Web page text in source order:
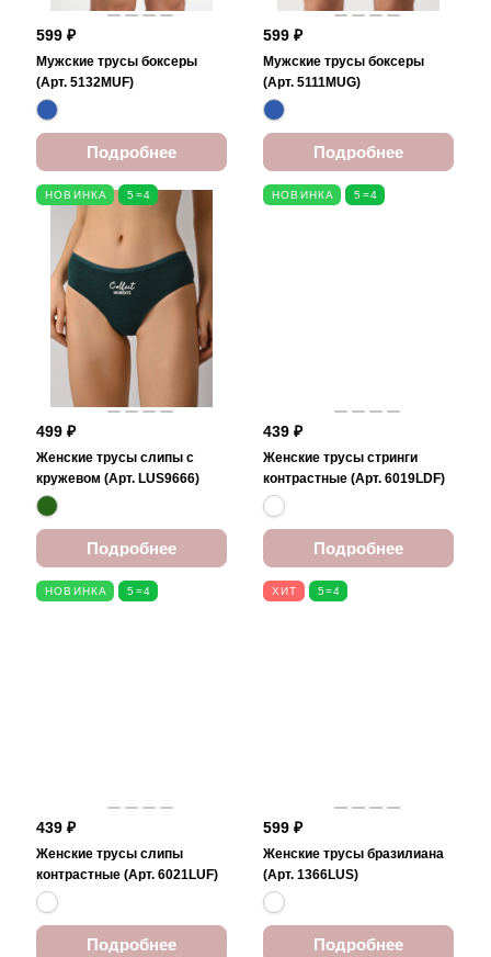
599 ₽
Мужские трусы боксеры
(Арт. 5132MUF)
Подробнее
599 ₽
Мужские трусы боксеры
(Арт. 5111MUG)
Подробнее
НОВИНКА 5=4
499 ₽
Женские трусы слипы с
кружевом (Арт. LUS9666)
Подробнее
НОВИНКА 5=4
439 ₽
Женские трусы стринги
контрастные (Арт. 6019LDF)
Подробнее
НОВИНКА 5=4
439 ₽
Женские трусы слипы
контрастные (Арт. 6021LUF)
Подробнее
ХИТ 5=4
599 ₽
Женские трусы бразилиана
(Арт. 1366LUS)
Подробнее